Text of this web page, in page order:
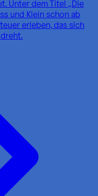
Unter dem Titel „Die
und Klein schon ab
erleben, das sich